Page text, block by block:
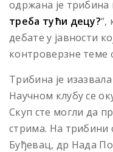
одржана је
треба тући децу?“,
дебате у јавности
контроверзне
Трибина је
Научном клубу се
Скуп сте могли да
стрима. На трибини
Буђевац, др Нада